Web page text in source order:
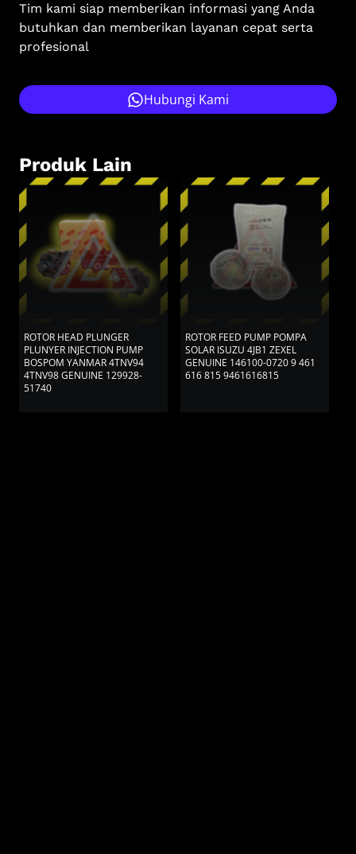
Tim kami siap memberikan informasi yang Anda
butuhkan dan memberikan layanan cepat serta
profesional
Hubungi Kami
Produk Lain
ROTOR HEAD PLUNGER
PLUNYER INJECTION PUMP
BOSPOM YANMAR 4TNV94
4TNV98 GENUINE 129928-
51740
ROTOR FEED PUMP POMPA
SOLAR ISUZU 4JB1 ZEXEL
GENUINE 146100-0720 9 461
616 815 9461616815